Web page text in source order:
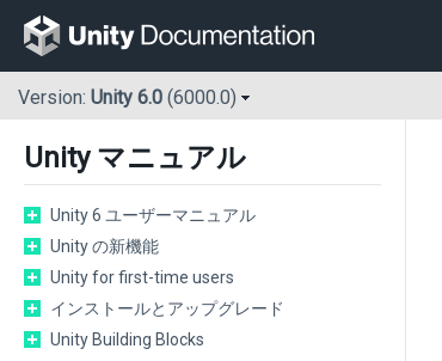
Version: Unity 6.0 (6000.0)
Unity マニュアル
Unity 6 ユーザーマニュアル
Unity の新機能
Unity for first-time users
インストールとアップグレード
Unity Building Blocks